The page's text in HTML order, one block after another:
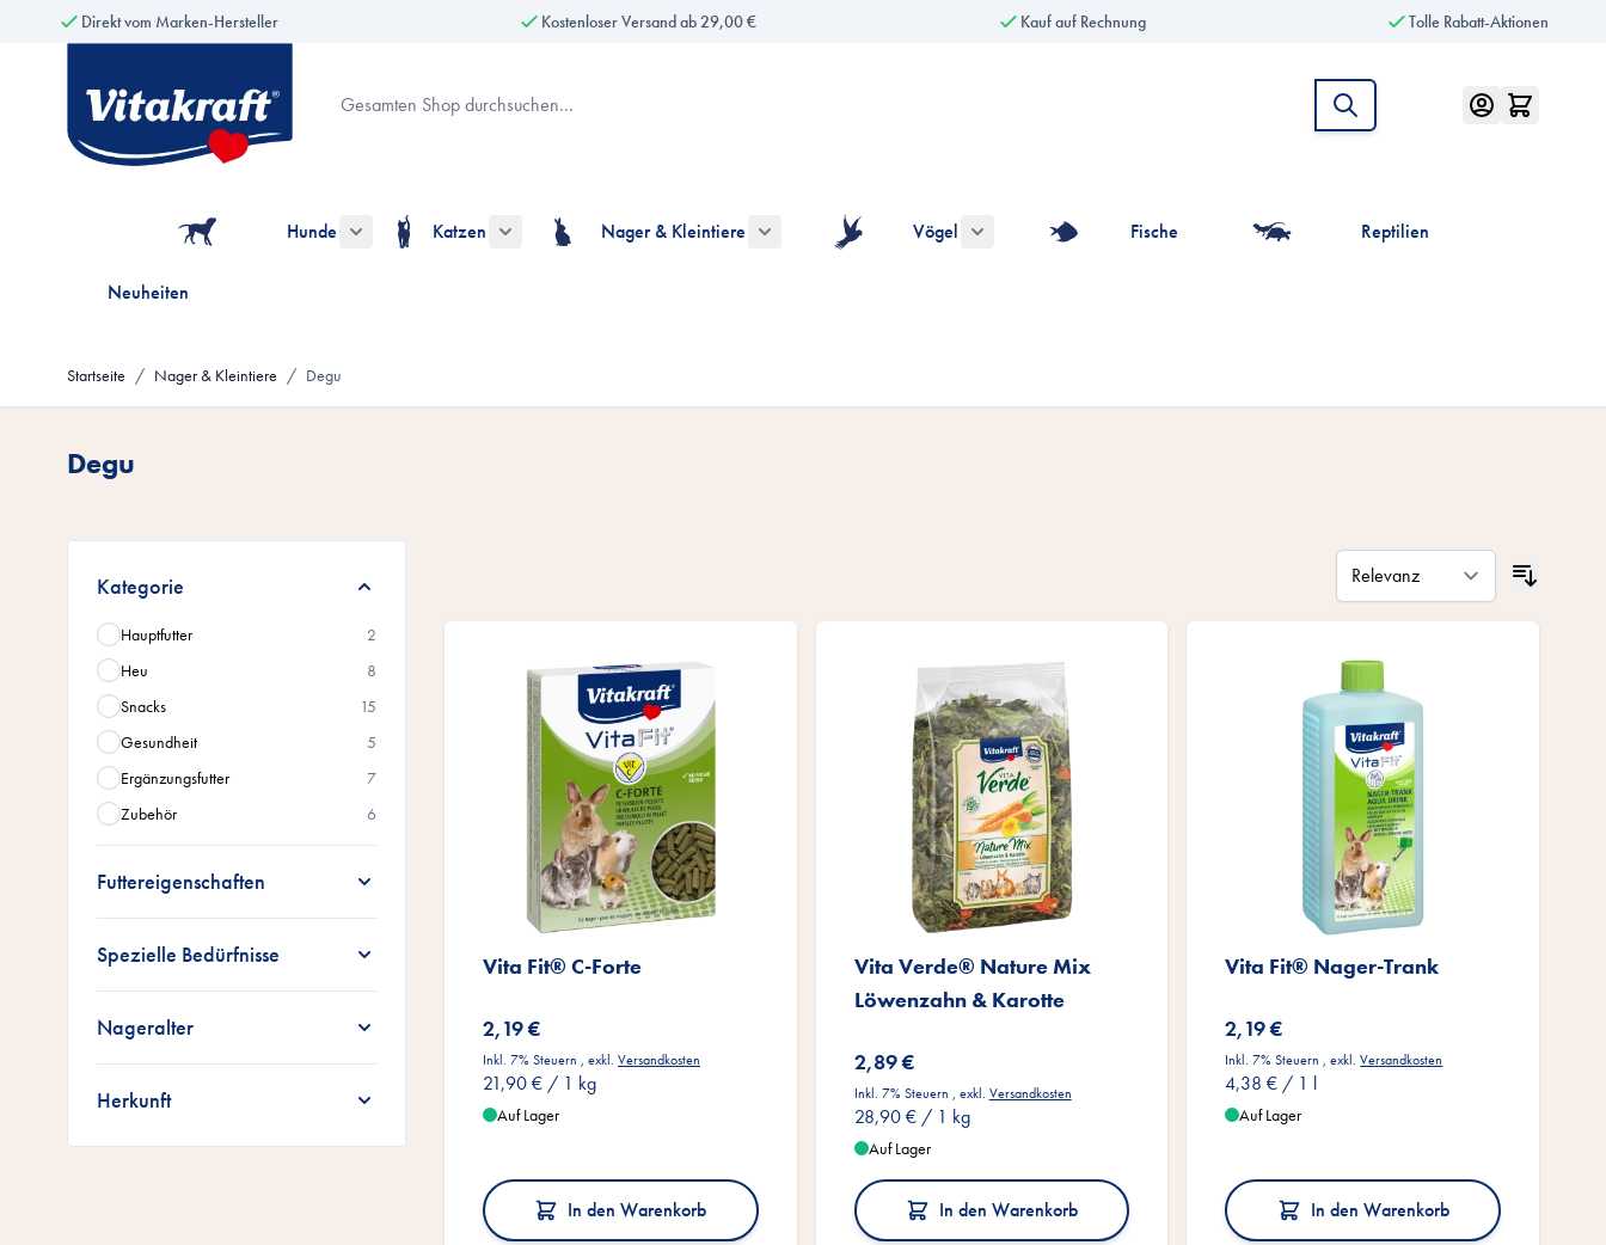
Direkt vom Marken-Hersteller Kostenloser Versand ab 29,00 € Kauf auf Rechnung Tolle Rabatt-Aktionen
Hunde
Untermenü für die Kategorie Hunde anzeigen
Katzen
Untermenü für die Kategorie Katzen anzeigen
Nager & Kleintiere
Untermenü für die Kategorie Nager & Kleintiere anzeigen
Vögel
Fische Reptilien
Neuheiten
Startseite / Nager & Kleintiere / Degu
Degu
Zur Produktliste springen
Kategorie
Hauptfutter
2
Heu
8
Snacks
15
Gesundheit
5
Ergänzungsfutter
7
Zubehör
6
Futtereigenschaften
Spezielle Bedürfnisse
Nageralter
Herkunft
Vita Fit® C-Forte
2,19 €
Inkl. 7% Steuern , exkl. Versandkosten
21,90 € / 1 kg
Auf Lager
In den Warenkorb
Vita Verde® Nature Mix
Löwenzahn & Karotte
2,89 €
Inkl. 7% Steuern , exkl. Versandkosten
28,90 €/ 1 kg
Auf Lager
In den Warenkorb
Vita Fit® Nager-Trank
2,19 €
Inkl. 7% Steuern ,exkl.Versandkosten
4,38 € / 1 l
Auf Lager
In den Warenkorb